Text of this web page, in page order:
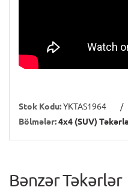
Stok Kodu:YKTAS1964
/
Bölmələr:4x4 (SUV)
Bənzər Təkərlər